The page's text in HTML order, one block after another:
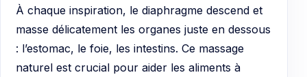
À chaque inspiration, le diaphragme descend et
masse délicatement les organes juste en dessous
: l’estomac, le foie, les intestins. Ce massage
naturel est crucial pour aider les aliments à